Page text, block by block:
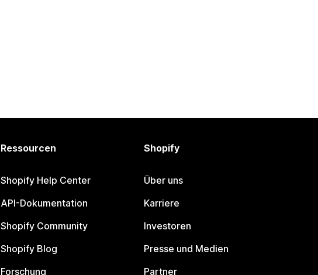
Ressourcen
Shopify Help Center
API-Dokumentation
Shopify Community
Shopify Blog
Forschung
Shopify
Über uns
Karriere
Investoren
Presse und Medien
Partner